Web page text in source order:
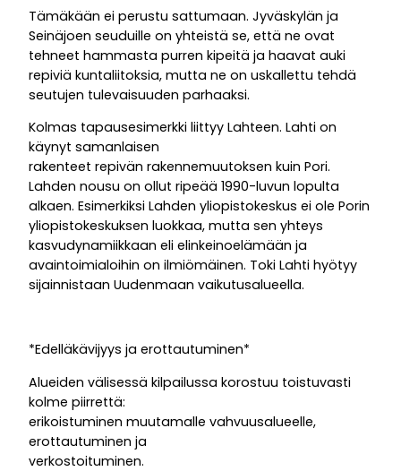
Tämäkään ei perustu sattumaan. Jyväskylän ja
Seinäjoen seuduille on yhteistä se, että ne ovat
tehneet hammasta purren kipeitä ja haavat auki
repiviä kuntaliitoksia, mutta ne on uskallettu tehdä
seutujen tulevaisuuden parhaaksi.
Kolmas tapausesimerkki liittyy Lahteen. Lahti on
käynyt samanlaisen
rakenteet repivän rakennemuutoksen kuin Pori.
Lahden nousu on ollut ripeää 1990-luvun lopulta
alkaen. Esimerkiksi Lahden yliopistokeskus ei ole Porin
yliopistokeskuksen luokkaa, mutta sen yhteys
kasvudynamiikkaan eli elinkeinoelämään ja
avaintoimialoihin on ilmiömäinen. Toki Lahti hyötyy
sijainnistaan Uudenmaan vaikutusalueella.
*Edelläkävijyys ja erottautuminen*
Alueiden välisessä kilpailussa korostuu toistuvasti
kolme piirrettä:
erikoistuminen muutamalle vahvuusalueelle,
erottautuminen ja
verkostoituminen.